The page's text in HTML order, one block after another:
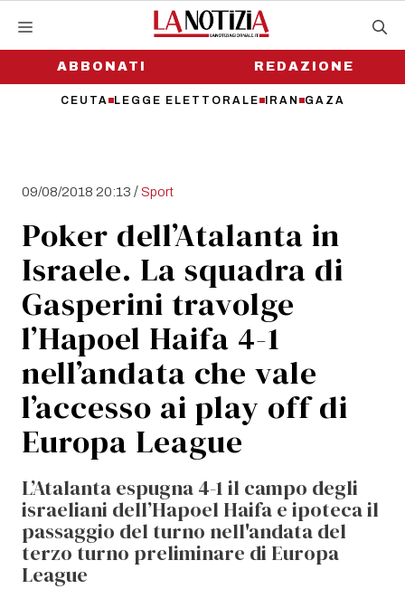
contenutoABBONATI
CEUTA LEGGE ELETTORALE IRAN GAZA
REDAZIONE
09/08/2018 20:13 / Sport
Poker dell’Atalanta in
Israele. La squadra di
Gasperini travolge
l’Hapoel Haifa 4-1
nell’andata che vale
l’accesso ai play off di
Europa League
L’Atalanta espugna 4-1 il campo degli
israeliani dell’Hapoel Haifa e ipoteca il
passaggio del turno nell'andata del
terzo turno preliminare di Europa
League